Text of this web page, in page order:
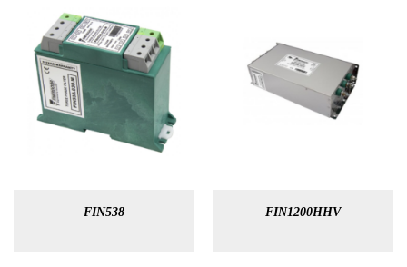
FIN538 FIN1200HHV